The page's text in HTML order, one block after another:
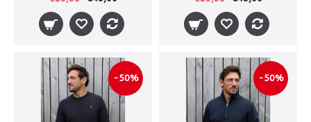
-50% -50%